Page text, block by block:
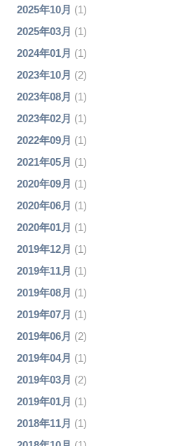
2025年10月 (1)
2025年03月 (1)
2024年01月 (1)
2023年10月 (2)
2023年08月 (1)
2023年02月 (1)
2022年09月 (1)
2021年05月 (1)
2020年09月 (1)
2020年06月 (1)
2020年01月 (1)
2019年12月 (1)
2019年11月 (1)
2019年08月 (1)
2019年07月 (1)
2019年06月 (2)
2019年04月 (1)
2019年03月 (2)
2019年01月 (1)
2018年11月 (1)